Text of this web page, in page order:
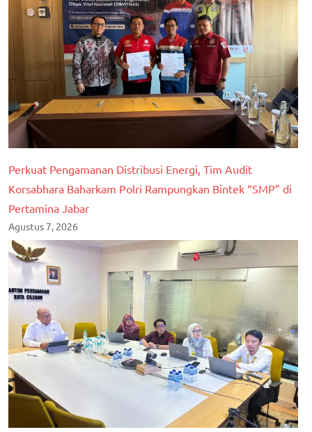
Perkuat Pengamanan Distribusi Energi, Tim Audit
Korsabhara Baharkam Polri Rampungkan Bintek “SMP” di
Pertamina Jabar
Agustus 7, 2026